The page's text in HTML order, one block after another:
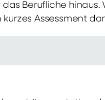
Berufliche
Assessment